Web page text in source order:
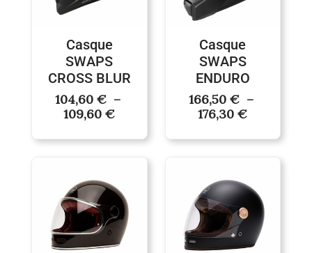
Casque
SWAPS
CROSS BLUR
104,60 € –
109,60€
Casque
SWAPS
ENDURO
166,50 € –
176,30€